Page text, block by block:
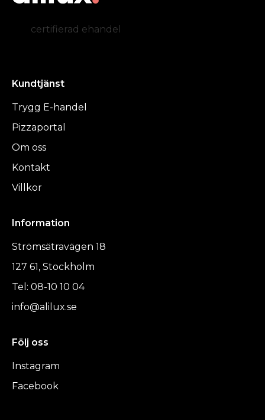
certifierad ehandel
Kundtjänst
Trygg E-handel
Pizzaportal
Om oss
Kontakt
Villkor
Information
Strömsätravägen 18
127 61, Stockholm
Tel: 08-10 10 04
info@alilux.se
Följ oss
Instagram
Facebook